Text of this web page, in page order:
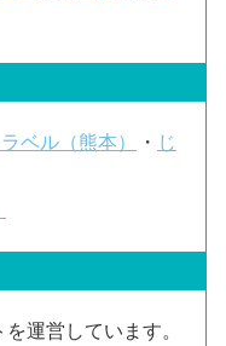
ベル（熊本） ・ じ
を運営しています。